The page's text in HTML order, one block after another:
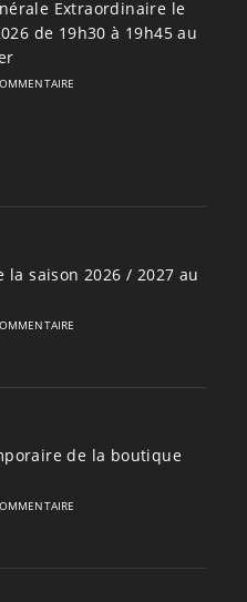
Extraordinaire le
de 19h30 à 19h45 au
la saison 2026 / 2027 au
de la boutique